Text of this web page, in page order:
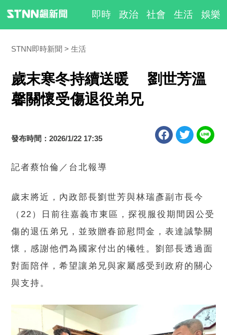
即時 政治 社會 生活 娛樂
STNN即時新聞 生活
歲末寒冬持續送暖 劉世芳溫
馨關懷受傷退役弟兄
發布時間：2026/1/22 17:35
記者蔡怡倫／台北報導
歲末將近，內政部長劉世芳與林瑞彥副市長今
（22）日前往嘉義市東區，探視服役期間因公受
傷的退伍弟兄，並致贈春節慰問金，表達誠摯關
懷，感謝他們為國家付出的犧牲。劉部長透過面
對面陪伴，希望讓弟兄與家屬感受到政府的關心
與支持。